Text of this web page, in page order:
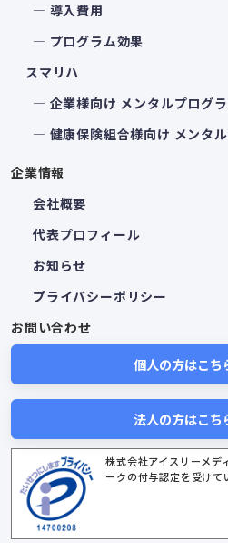
― 導入費用
― プログラム効果
スマリハ
― 企業様向け メンタルプログ
― 健康保険組合様向け メンタ
企業情報
会社概要
代表プロフィール
お知らせ
プライバシーポリシー
お問い合わせ
個人の方はこち
法人の方はこち
株式会社アイスリーメデ
ークの付与認定を受けて